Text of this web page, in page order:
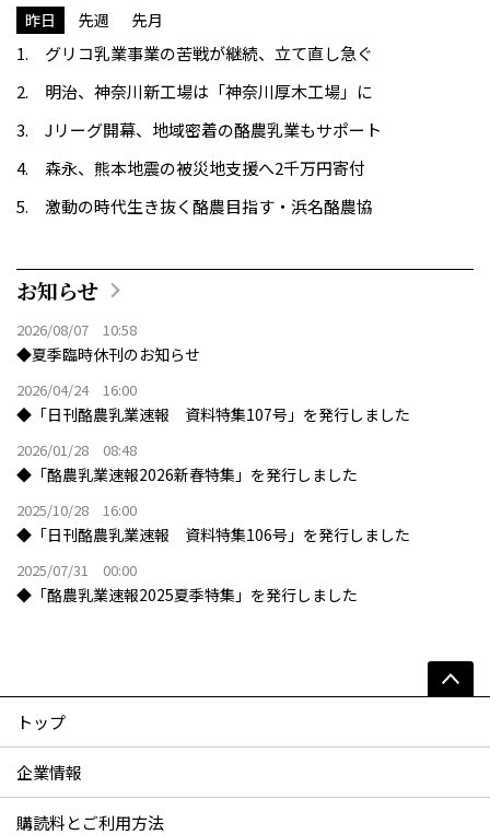
昨日 先週 先月
グリコ乳業事業の苦戦が継続、立て直し急ぐ
明治、神奈川新工場は「神奈川厚木工場」に
Jリーグ開幕、地域密着の酪農乳業もサポート
森永、熊本地震の被災地支援へ2千万円寄付
激動の時代生き抜く酪農目指す・浜名酪農協
お知らせ
2026/08/07 10:58
◆夏季臨時休刊のお知らせ
2026/04/24 16:00
◆「日刊酪農乳業速報 資料特集107号」を発行しました
2026/01/28 08:48
◆「酪農乳業速報2026新春特集」を発行しました
2025/10/28 16:00
◆「日刊酪農乳業速報 資料特集106号」を発行しました
2025/07/31 00:00
◆「酪農乳業速報2025夏季特集」を発行しました
トップ
企業情報
購読料とご利用方法